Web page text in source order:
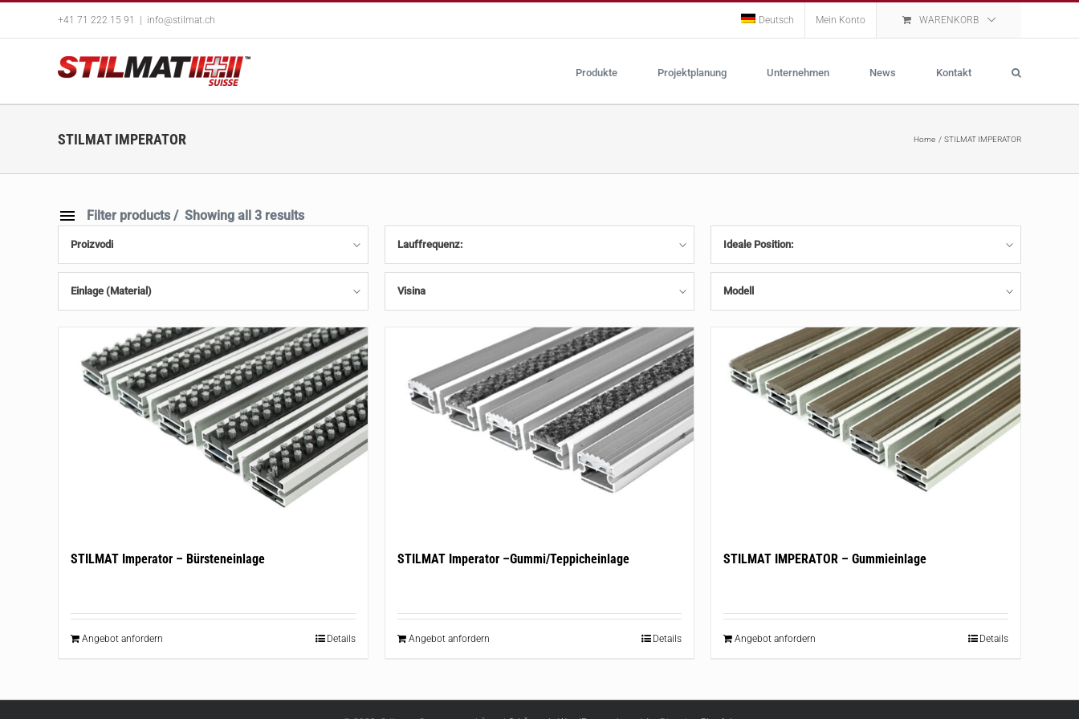
content
+41 71 222 15 91 info@stilmat.ch Deutsch Mein Konto WARENKORB
Produkte Projektplanung Unternehmen News Kontakt
STILMAT IMPERATOR Home STILMAT IMPERATOR
Filter products Showing all 3 results
Proizvodi Lauffrequenz: Ideale Position:
Einlage (Material) Visina Modell
STILMAT Imperator – Bürsteneinlage
Angebot anfordern Details
STILMAT Imperator –Gummi/Teppicheinlage
Angebot anfordern Details
STILMAT IMPERATOR – Gummieinlage
Angebot anfordern Details